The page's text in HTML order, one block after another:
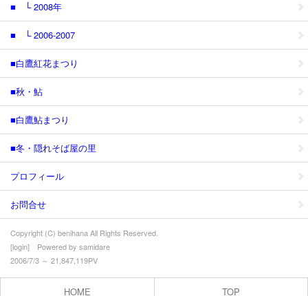
■ └ 2008年
■ └ 2006-2007
■白鷹紅花まつり
■秋・鮎
■白鷹鮎まつり
■冬・隠れそば屋の里
プロフィール
お問合せ
Copyright (C) benihana All Rights Reserved.
[login] Powered by samidare
2006/7/3 ～ 21,847,119PV
HOME TOP